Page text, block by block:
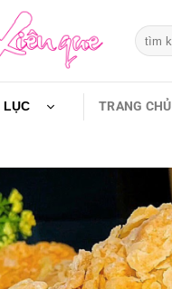
Tìm
kiếm:
LỤC TRANG CHỦ